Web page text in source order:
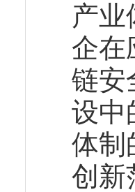
产业
企在
链安
设中
体制
创新